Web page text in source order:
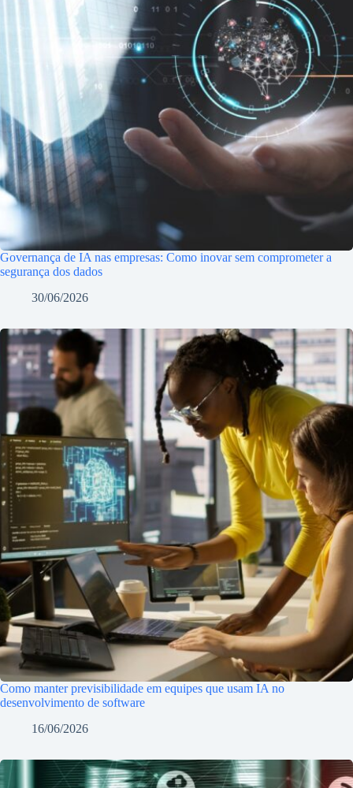
Governança de IA nas empresas: Como inovar sem comprometer a
segurança dos dados
30/06/2026
Como manter previsibilidade em equipes que usam IA no
desenvolvimento de software
16/06/2026